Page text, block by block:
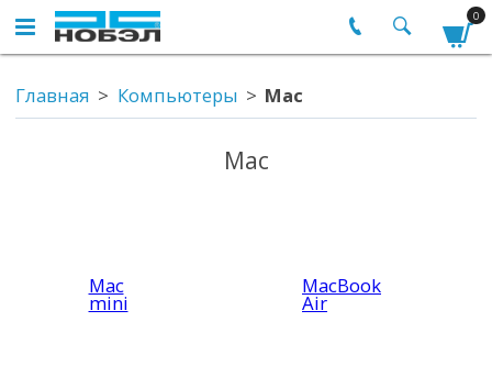
0
Главная Компьютеры Mac
Mac
Maс
mini
MacBook
Air